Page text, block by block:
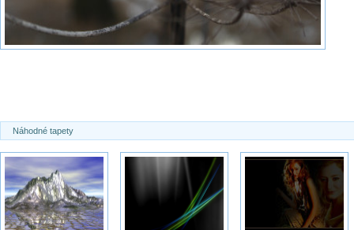
Náhodné tapety